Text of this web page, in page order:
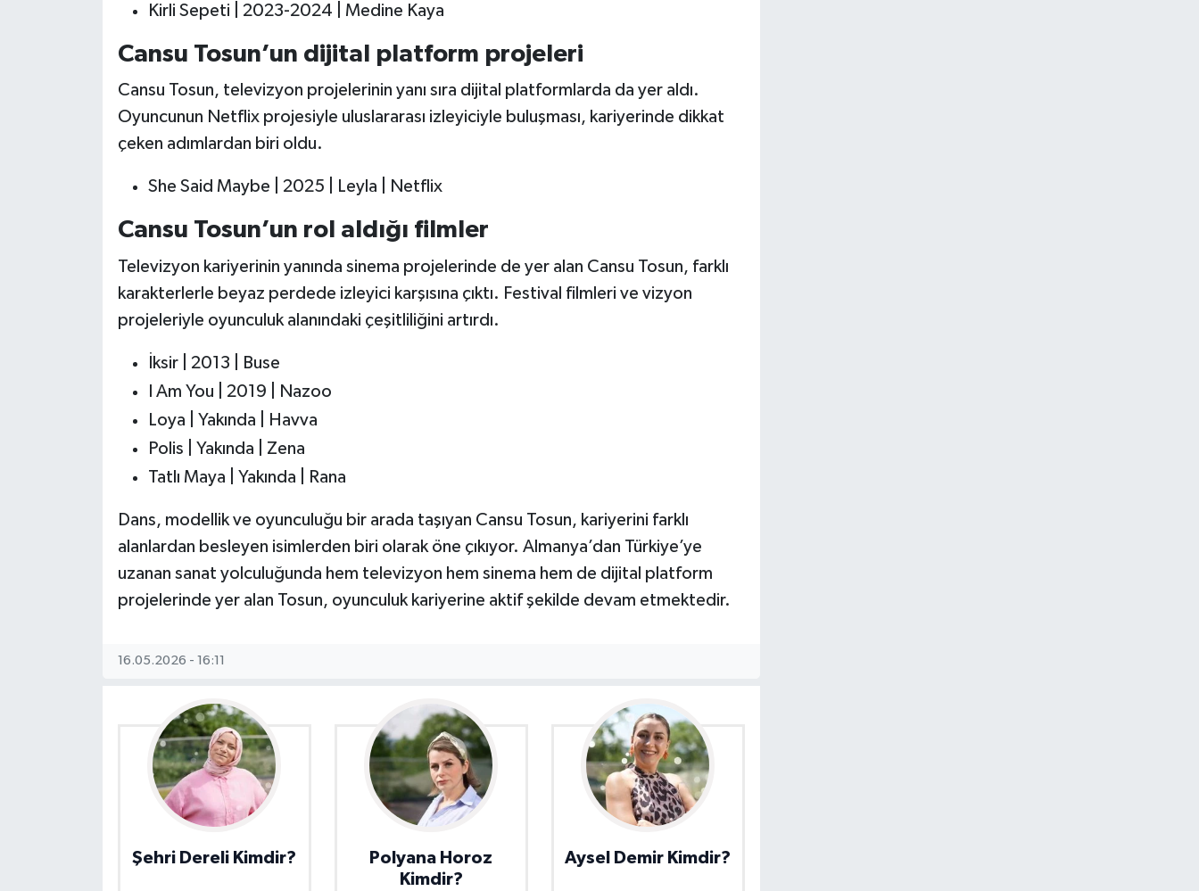
Kirli Sepeti | 2023-2024 | Medine Kaya
Cansu Tosun’un dijital platform projeleri
Cansu Tosun, televizyon projelerinin yanı sıra dijital platformlarda da yer aldı.
Oyuncunun Netflix projesiyle uluslararası izleyiciyle buluşması, kariyerinde dikkat
çeken adımlardan biri oldu.
She Said Maybe | 2025 | Leyla | Netflix
Cansu Tosun’un rol aldığı filmler
Televizyon kariyerinin yanında sinema projelerinde de yer alan Cansu Tosun, farklı
karakterlerle beyaz perdede izleyici karşısına çıktı. Festival filmleri ve vizyon
projeleriyle oyunculuk alanındaki çeşitliliğini artırdı.
İksir | 2013 | Buse
I Am You | 2019 | Nazoo
Loya | Yakında | Havva
Polis | Yakında | Zena
Tatlı Maya | Yakında | Rana
Dans, modellik ve oyunculuğu bir arada taşıyan Cansu Tosun, kariyerini farklı
alanlardan besleyen isimlerden biri olarak öne çıkıyor. Almanya’dan Türkiye’ye
uzanan sanat yolculuğunda hem televizyon hem sinema hem de dijital platform
projelerinde yer alan Tosun, oyunculuk kariyerine aktif şekilde devam etmektedir.
16.05.2026 - 16:11
Şehri Dereli Kimdir?
Polyana Horoz
Kimdir?
Aysel Demir Kimdir?